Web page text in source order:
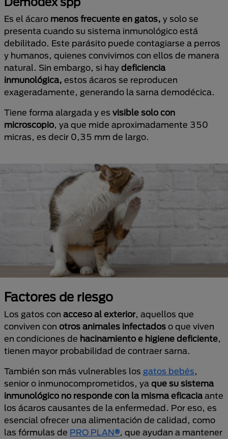
Es el ácaro menos frecuente en gatos, y solo se
presenta cuando su sistema inmunológico está
debilitado. Este parásito puede contagiarse a perros
y humanos, quienes convivimos con ellos de manera
natural. Sin embargo, si hay deficiencia
inmunológica, estos ácaros se reproducen
exageradamente, generando la sarna demodécica.
Tiene forma alargada y es visible solo con
microscopio, ya que mide aproximadamente 350
micras, es decir 0,35 mm de largo.
Factores de riesgo
Los gatos con acceso al exterior, aquellos que
conviven con otros animales infectados o que viven
en condiciones de hacinamiento e higiene deficiente,
tienen mayor probabilidad de contraer sarna.
También son más vulnerables los gatos bebés,
senior o inmunocomprometidos, ya que su sistema
inmunológico no responde con la misma eficacia ante
los ácaros causantes de la enfermedad. Por eso, es
esencial ofrecer una alimentación de calidad, como
las fórmulas de PRO PLAN®, que ayudan a mantener